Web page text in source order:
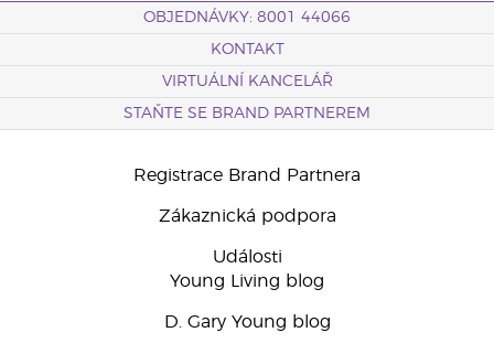
OBJEDNÁVKY: 8001 44066
KONTAKT
VIRTUÁLNÍ KANCELÁŘ
STAŇTE SE BRAND PARTNEREM
Registrace Brand Partnera
Zákaznická podpora
Události
Young Living blog
D. Gary Young blog